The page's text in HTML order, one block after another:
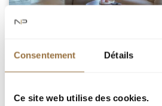
Consentement Détails
Ce site web utilise des cookies.
NICE ЗАПАД